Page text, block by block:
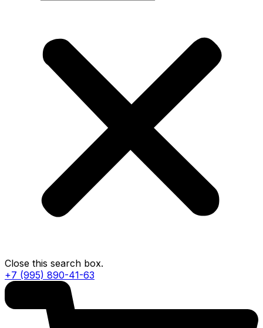
Close this search box.
+7 (995) 890-41-63